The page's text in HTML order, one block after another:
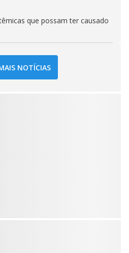
que possam ter causado
NOTÍCIAS